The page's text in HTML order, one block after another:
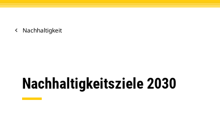
Nachhaltigkeit
Nachhaltigkeitsziele 2030